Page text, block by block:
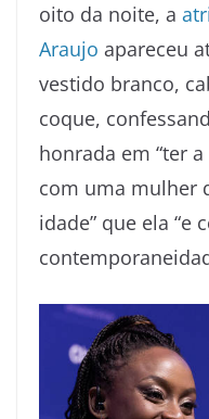
oito da noite, a
Araujo apareceu
vestido branco,
coque,
honrada em “ter
com uma mulher
idade” que ela “e